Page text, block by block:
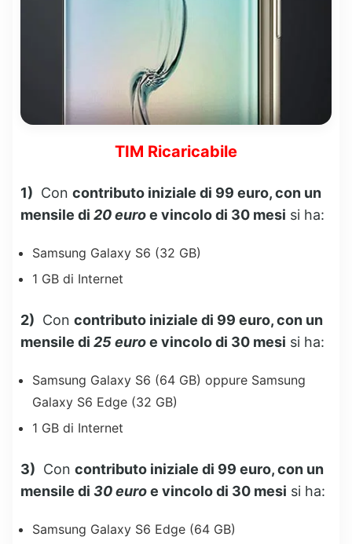
TIM Ricaricabile
1) Con contributo iniziale di 99 euro, con un
mensile di 20 euroe vincolo di 30 mesi si ha:
Samsung Galaxy S6 (32 GB)
1 GB di Internet
2) Con contributo iniziale di 99 euro, con un
mensile di 25 euroe vincolo di 30 mesi si ha:
Samsung Galaxy S6 (64 GB) oppure Samsung
Galaxy S6 Edge (32 GB)
1 GB di Internet
3) Con contributo iniziale di 99 euro, con un
mensile di 30 euroe vincolo di 30 mesi si ha:
Samsung Galaxy S6 Edge (64 GB)